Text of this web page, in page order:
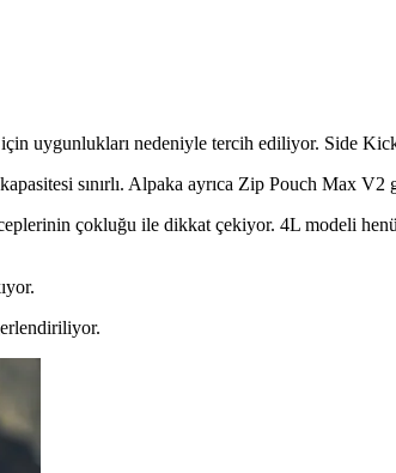
uygunlukları nedeniyle tercih ediliyor. Side
sınırlı. Alpaka ayrıca Zip Pouch Max
çokluğu ile dikkat çekiyor. 4L modeli